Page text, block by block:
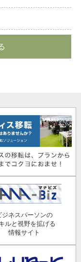
ジネスパーソンの
ルと視野を拡げる
情報サイト